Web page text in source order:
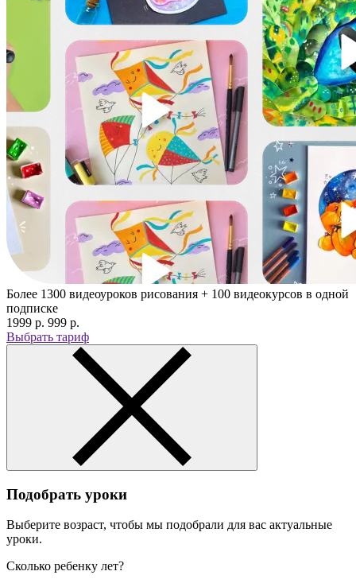
Более 1300 видеоуроков рисования + 100 видеокурсов в одной
подписке
1999 p. 999 p.
Выбрать тариф
Подобрать уроки
Выберите возраст, чтобы мы подобрали для вас актуальные
уроки.
Сколько ребенку лет?